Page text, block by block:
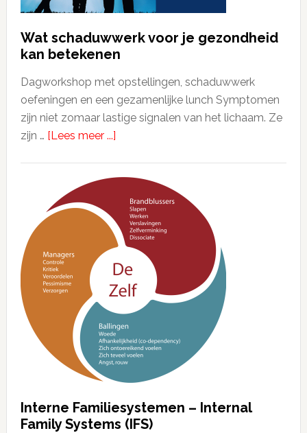
Wat schaduwwerk voor je gezondheid
kan betekenen
Dagworkshop met opstellingen, schaduwwerk
oefeningen en een gezamenlijke lunch Symptomen
zijn niet zomaar lastige signalen van het lichaam. Ze
zijn … [Lees meer ...]
Interne Familiesystemen – Internal
Family Systems (IFS)